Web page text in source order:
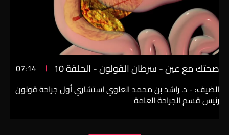
صحتك مع عين - سرطان القولون - الحلقة 10
07:14
الضيف: - د. راشد بن محمد العلوي استشاري أول جراحة قولون
رئيس قسم الجراحة العامة